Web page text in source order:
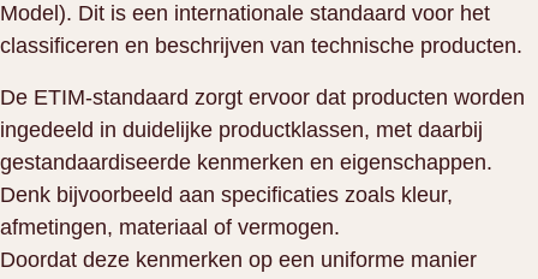
Model). Dit is een internationale standaard voor het
classificeren en beschrijven van technische producten.
De ETIM-standaard zorgt ervoor dat producten worden
ingedeeld in duidelijke productklassen, met daarbij
gestandaardiseerde kenmerken en eigenschappen.
Denk bijvoorbeeld aan specificaties zoals kleur,
afmetingen, materiaal of vermogen.
Doordat deze kenmerken op een uniforme manier